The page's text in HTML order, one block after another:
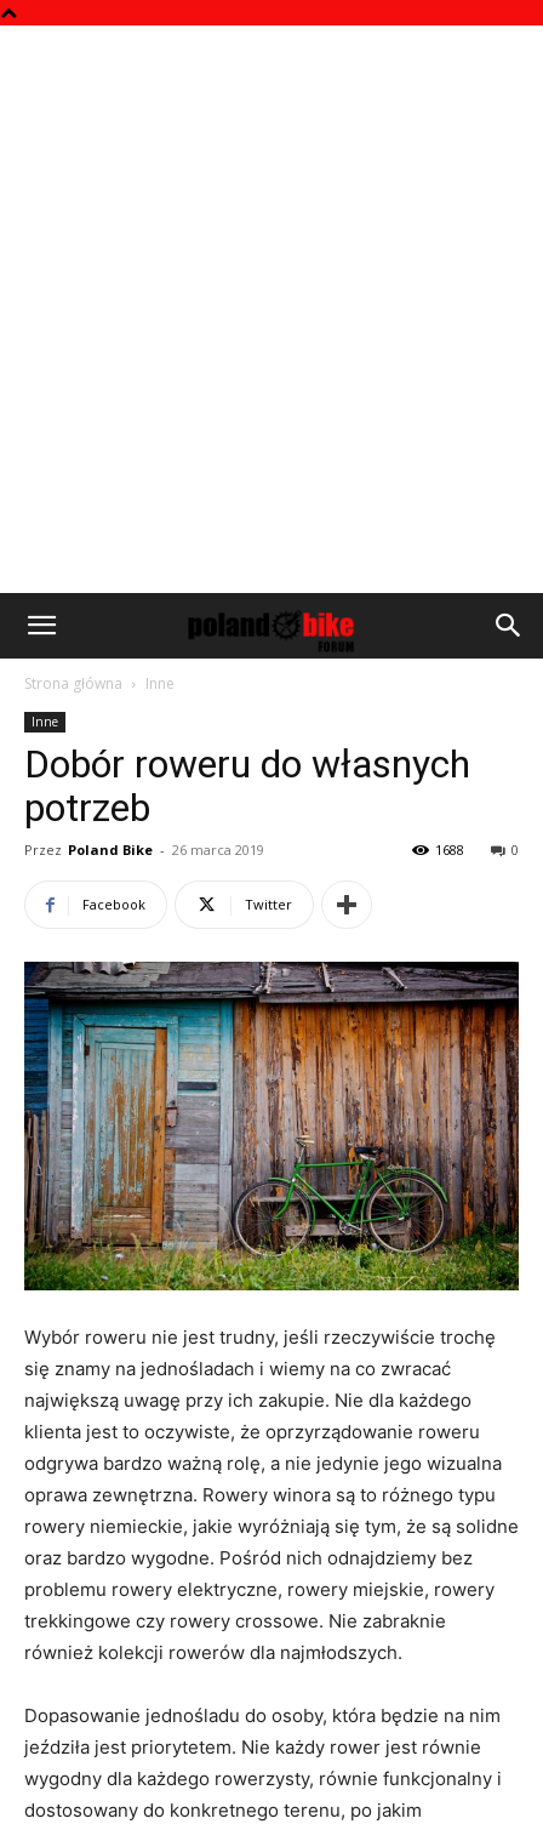
Strona główna Inne
Inne
Dobór roweru do własnych
potrzeb
Przez Poland Bike - 26 marca 2019 0
1688
Facebook Twitter
Wybór roweru nie jest trudny, jeśli rzeczywiście trochę
się znamy na jednośladach i wiemy na co zwracać
największą uwagę przy ich zakupie. Nie dla każdego
klienta jest to oczywiste, że oprzyrządowanie roweru
odgrywa bardzo ważną rolę, a nie jedynie jego wizualna
oprawa zewnętrzna. Rowery winora są to różnego typu
rowery niemieckie, jakie wyróżniają się tym, że są solidne
oraz bardzo wygodne. Pośród nich odnajdziemy bez
problemu rowery elektryczne, rowery miejskie, rowery
trekkingowe czy rowery crossowe. Nie zabraknie
również kolekcji rowerów dla najmłodszych.
Dopasowanie jednośladu do osoby, która będzie na nim
jeździła jest priorytetem. Nie każdy rower jest równie
wygodny dla każdego rowerzysty, równie funkcjonalny i
dostosowany do konkretnego terenu, po jakim